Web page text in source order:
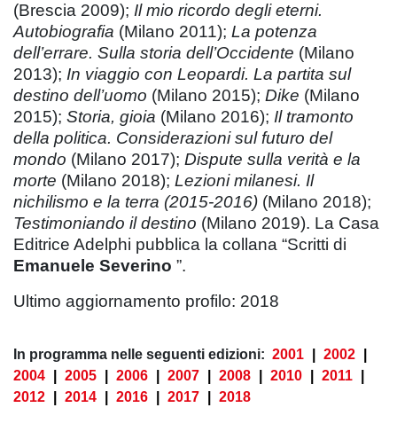
(Brescia 2009); Il mio ricordo degli eterni.
Autobiografia (Milano 2011); La potenza
dell’errare. Sulla storia dell’Occidente (Milano
2013); In viaggio con Leopardi. La partita sul
destino dell’uomo (Milano 2015); Dike (Milano
2015); Storia, gioia (Milano 2016); Il tramonto
della politica. Considerazioni sul futuro del
mondo (Milano 2017); Dispute sulla verità e la
morte (Milano 2018); Lezioni milanesi. Il
nichilismo e la terra (2015-2016) (Milano 2018);
Testimoniando il destino (Milano 2019). La Casa
Editrice Adelphi pubblica la collana “Scritti di
Emanuele Severino ”.
Ultimo aggiornamento profilo: 2018
In programma nelle seguenti edizioni: 2001 2002
2004
2005 2006 2007 2008 2010 2011
2012
2014 2016 2017 2018